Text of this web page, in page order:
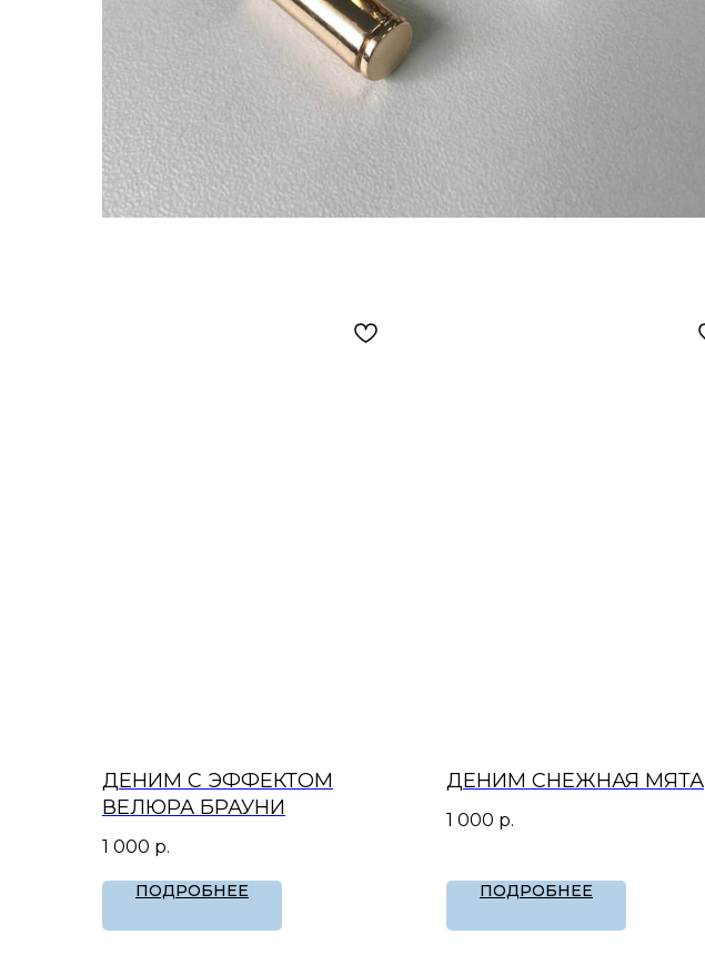
ДЕНИМ С ЭФФЕКТОМ
ВЕЛЮРА БРАУНИ
1 000 р.
ПОДРОБНЕЕ
ДЕНИМ СНЕЖНАЯ МЯТА
1 000 р.
ПОДРОБНЕЕ